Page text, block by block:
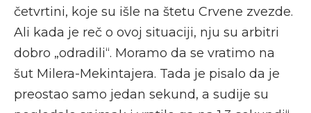
četvrtini, koje su išle na štetu Crvene zvezde.
Ali kada je reč o ovoj situaciji, nju su arbitri
dobro „odradili“. Moramo da se vratimo na
šut Milera-Mekintajera. Tada je pisalo da je
preostao samo jedan sekund, a sudije su